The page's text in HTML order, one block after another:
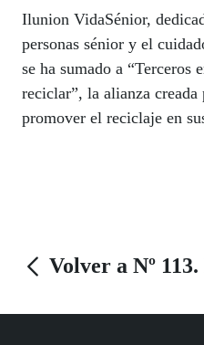
Ilunion VidaSénior,
personas sénior y el
se ha sumado a “Terceros
reciclar”, la alianza creada
promover el reciclaje en
Volver a Nº